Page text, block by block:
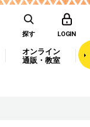
探す LOGIN
オンライン
通販・教室